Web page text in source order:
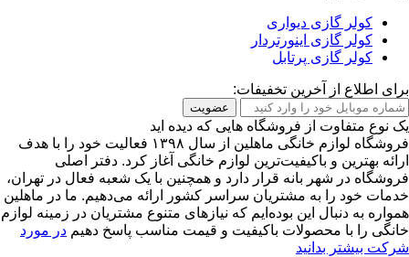
کولر گازی دیواری
کولر گازی اینورتردار
کولر گازی پرتابل
برای اطلاع از آخرین تخفیفات:
عضویت
یک نوع متفاوت از فروشگاه هایی که دیده اید
فروشگاه لوازم خانگی ماهلین از سال ۱۳۹۸ فعالیت خود را با هدف
ارائه بهترین و باکیفیت‌ترین لوازم خانگی آغاز کرد. دفتر اصلی
فروشگاه در شهر بانه قرار دارد و همچنین با یک شعبه فعال در تهران،
خدمات خود را به مشتریان سراسر کشور ارائه می‌دهیم. ما در ماهلین
همواره به دنبال این بوده‌ایم که نیازهای متنوع مشتریان در زمینه لوازم
خانگی را با محصولات باکیفیت و قیمت مناسب پاسخ دهیم در مورد
شرکت بیشتر بدانید